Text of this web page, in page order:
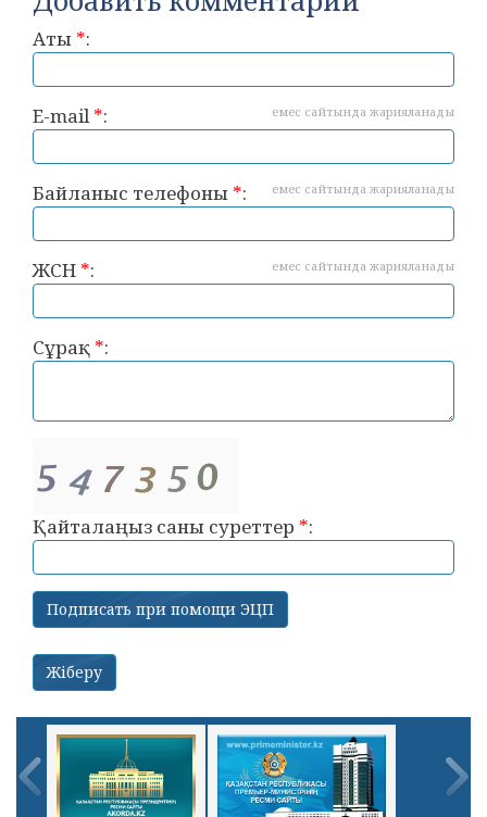
Аты *:
E-mail*: емес сайтында жарияланады
Байланыс телефоны *: емес сайтында жарияланады
ЖСН *: емес сайтында жарияланады
Сұрақ *:
Қайталаңыз саны суреттер *: